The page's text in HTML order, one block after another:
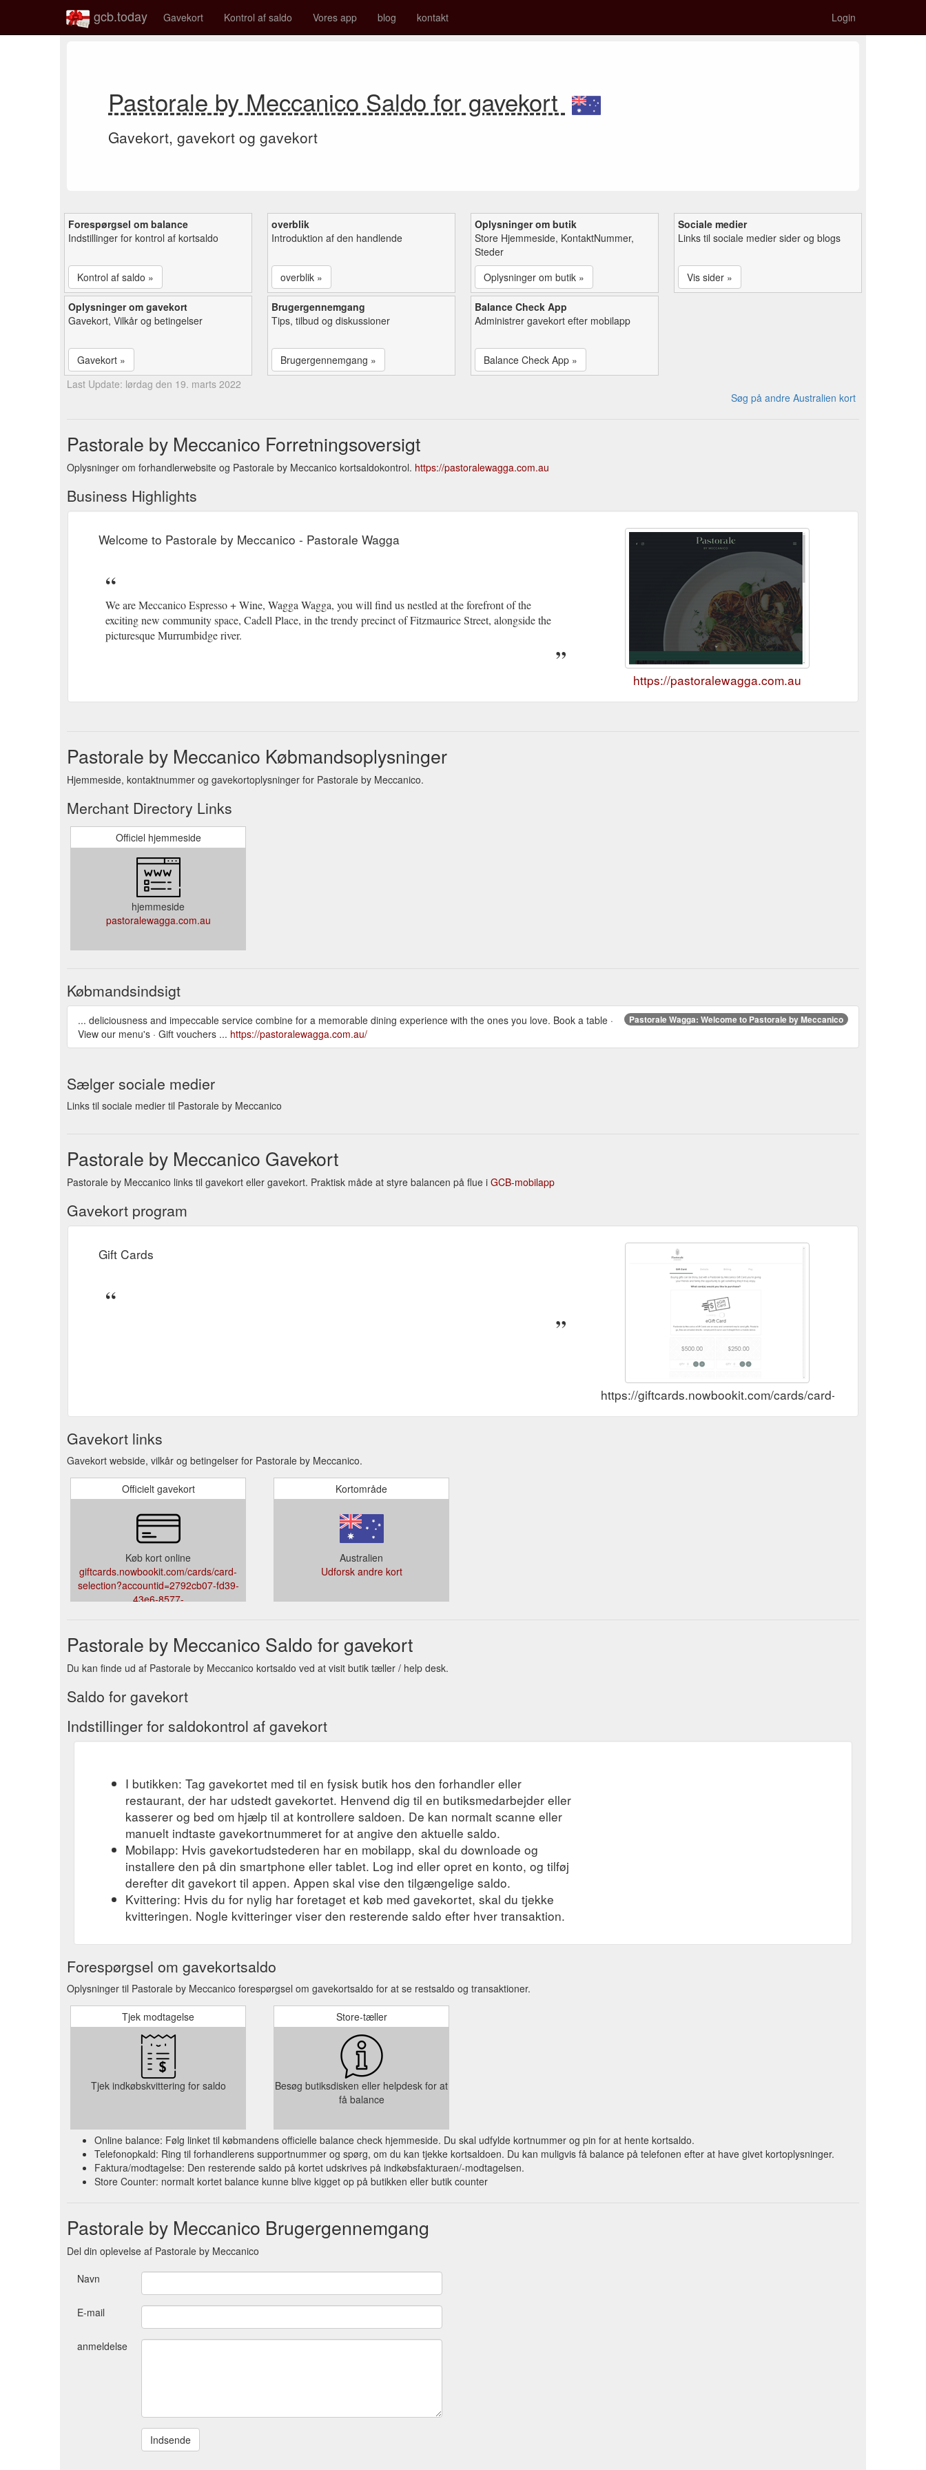
gcb.today Gavekort Kontrol af saldo Vores app blog kontakt Login
Pastorale by Meccanico Saldo for gavekort
Gavekort, gavekort og gavekort
Forespørgsel om balance
Indstillinger for kontrol af kortsaldo
Kontrol af saldo »
overblik
Introduktion af den handlende
overblik »
Oplysninger om butik
Store Hjemmeside, KontaktNummer,
Steder
Oplysninger om butik »
Sociale medier
Links til sociale medier sider og blogs
Vis sider »
Oplysninger om gavekort
Gavekort, Vilkår og betingelser
Gavekort »
Brugergennemgang
Tips, tilbud og diskussioner
Brugergennemgang »
Balance Check App
Administrer gavekort efter mobilapp
Balance Check App »
Last Update: lørdag den 19. marts 2022
Søg på andre Australien kort
Pastorale by Meccanico Forretningsoversigt
Oplysninger om forhandlerwebsite og Pastorale by Meccanico kortsaldokontrol. https://pastoralewagga.com.au
Business Highlights
Welcome to Pastorale by Meccanico - Pastorale Wagga
We are Meccanico Espresso + Wine, Wagga Wagga, you will find us nestled at the forefront of the
exciting new community space, Cadell Place, in the trendy precinct of Fitzmaurice Street, alongside the
picturesque Murrumbidge river.
https://pastoralewagga.com.au
Pastorale by Meccanico Købmandsoplysninger
Hjemmeside, kontaktnummer og gavekortoplysninger for Pastorale by Meccanico.
Merchant Directory Links
Officiel hjemmeside
hjemmeside
pastoralewagga.com.au
Købmandsindsigt
Pastorale Wagga: Welcome to Pastorale by Meccanico
... deliciousness and impeccable service combine for a memorable dining experience with the ones you love. Book a table ·
View our menu's · Gift vouchers ... https://pastoralewagga.com.au/
Sælger sociale medier
Links til sociale medier til Pastorale by Meccanico
Pastorale by Meccanico Gavekort
Pastorale by Meccanico links til gavekort eller gavekort. Praktisk måde at styre balancen på flue i GCB-mobilapp
Gavekort program
Gift Cards
https://giftcards.nowbookit.com/cards/card-
Gavekort links
Gavekort webside, vilkår og betingelser for Pastorale by Meccanico.
Officielt gavekort
Køb kort online
giftcards.nowbookit.com/cards/card-
selection?accountid=2792cb07-fd39-
43e6-8577-
Kortområde
Australien
Udforsk andre kort
Pastorale by Meccanico Saldo for gavekort
Du kan finde ud af Pastorale by Meccanico kortsaldo ved at visit butik tæller / help desk.
Saldo for gavekort
Indstillinger for saldokontrol af gavekort
I butikken: Tag gavekortet med til en fysisk butik hos den forhandler eller
restaurant, der har udstedt gavekortet. Henvend dig til en butiksmedarbejder eller
kasserer og bed om hjælp til at kontrollere saldoen. De kan normalt scanne eller
manuelt indtaste gavekortnummeret for at angive den aktuelle saldo.
Mobilapp: Hvis gavekortudstederen har en mobilapp, skal du downloade og
installere den på din smartphone eller tablet. Log ind eller opret en konto, og tilføj
derefter dit gavekort til appen. Appen skal vise den tilgængelige saldo.
Kvittering: Hvis du for nylig har foretaget et køb med gavekortet, skal du tjekke
kvitteringen. Nogle kvitteringer viser den resterende saldo efter hver transaktion.
Forespørgsel om gavekortsaldo
Oplysninger til Pastorale by Meccanico forespørgsel om gavekortsaldo for at se restsaldo og transaktioner.
Tjek modtagelse
Tjek indkøbskvittering for saldo
Store-tæller
Besøg butiksdisken eller helpdesk for at
få balance
Online balance: Følg linket til købmandens officielle balance check hjemmeside. Du skal udfylde kortnummer og pin for at hente kortsaldo.
Telefonopkald: Ring til forhandlerens supportnummer og spørg, om du kan tjekke kortsaldoen. Du kan muligvis få balance på telefonen efter at have givet kortoplysninger.
Faktura/modtagelse: Den resterende saldo på kortet udskrives på indkøbsfakturaen/-modtagelsen.
Store Counter: normalt kortet balance kunne blive kigget op på butikken eller butik counter
Pastorale by Meccanico Brugergennemgang
Del din oplevelse af Pastorale by Meccanico
Navn
E-mail
anmeldelse